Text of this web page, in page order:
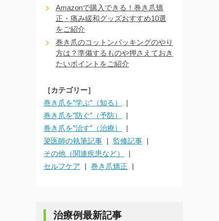
Amazonで購入できる！巻き爪矯
正・痛み緩和グッズおすすめ10選
をご紹介
巻き爪のコットンパッキングのやり
方は？準備するものや押さえておき
たいポイントをご紹介
［カテゴリー］
巻き爪を”学ぶ”（知る）
巻き爪を”防ぐ”（予防）
巻き爪を”治す”（治療）
簗医師の執筆記事
監修記事
その他（関連疾患など）
セルフケア
巻き爪矯正
治療例最新記事